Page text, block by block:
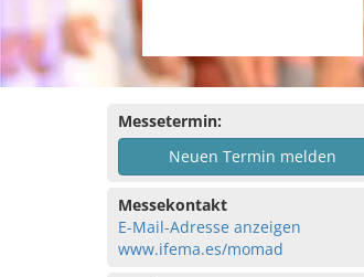
Messetermin:
Neuen Termin melden
Messekontakt
E-Mail-Adresse anzeigen
www.ifema.es/momad